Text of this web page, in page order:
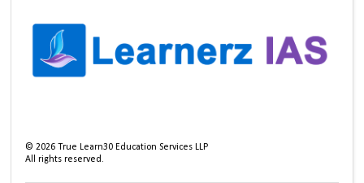
©2026 True Learn30 Education Services LLP
All rights reserved.